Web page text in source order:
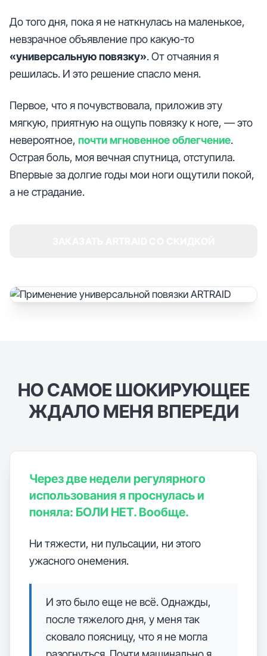
До того дня, пока я не наткнулась на маленькое,
невзрачное объявление про какую-то
«универсальную повязку». От отчаяния я
решилась. И это решение спасло меня.
Первое, что я почувствовала, приложив эту
мягкую, приятную на ощупь повязку к ноге, — это
невероятное, почти мгновенное облегчение.
Острая боль, моя вечная спутница, отступила.
Впервые за долгие годы мои ноги ощутили покой,
а не страдание.
НО САМОЕ ШОКИРУЮЩЕЕ
ЖДАЛО МЕНЯ ВПЕРЕДИ
Через две недели регулярного
использования я проснулась и
поняла: БОЛИ НЕТ. Вообще.
Ни тяжести, ни пульсации, ни этого
ужасного онемения.
И это было еще не всё. Однажды,
после тяжелого дня, у меня так
сковало поясницу, что я не могла